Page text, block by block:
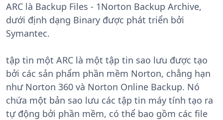
ARC là Backup Files - 1Norton Backup Archive,
dưới định dạng Binary được phát triển bởi
Symantec.
tập tin một ARC là một tập tin sao lưu được tạo
bởi các sản phẩm phần mềm Norton, chẳng hạn
như Norton 360 và Norton Online Backup. Nó
chứa một bản sao lưu các tập tin máy tính tạo ra
tự động bởi phần mềm, có thể bao gồm các file